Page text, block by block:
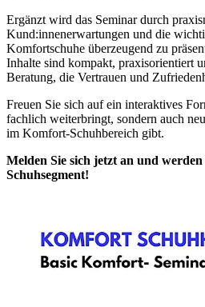
Ergänzt wird das Seminar durch
Kund:innenerwartungen und die
Komfortschuhe überzeugend zu
Inhalte sind kompakt, praxisorientiert
Beratung, die Vertrauen und
Freuen Sie sich auf ein interaktives
fachlich weiterbringt, sondern auch
im Komfort-Schuhbereich gibt.
Melden Sie sich jetzt an und
Schuhsegment!